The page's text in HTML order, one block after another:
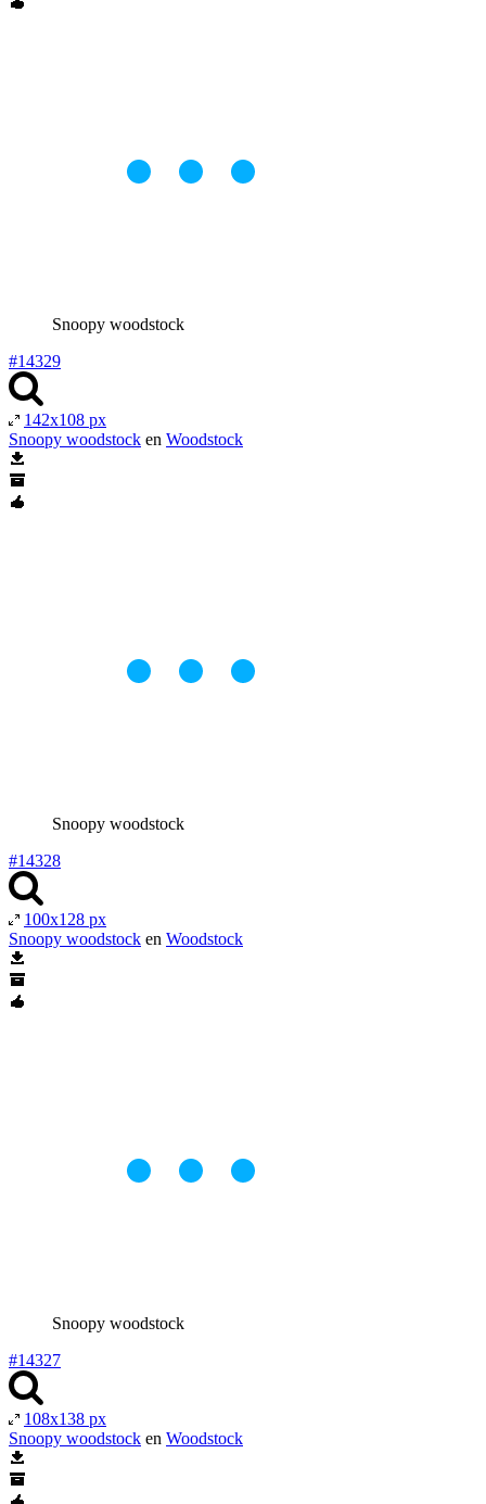
Snoopy woodstock
#14329
142x108 px
Snoopy woodstock en Woodstock
Snoopy woodstock
#14328
100x128 px
Snoopy woodstock en Woodstock
Snoopy woodstock
#14327
108x138 px
Snoopy woodstock en Woodstock